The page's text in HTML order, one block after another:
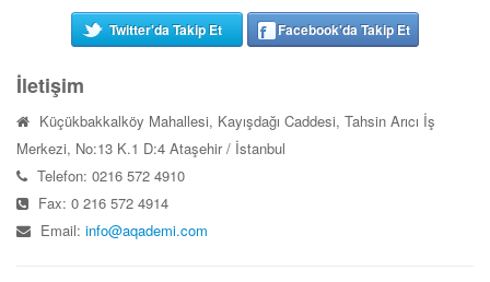
Twitter'da Takip Et Facebook'da Takip Et
İletişim
Küçükbakkalköy Mahallesi, Kayışdağı Caddesi, Tahsin Arıcı İş
Merkezi, No:13 K.1 D:4 Ataşehir / İstanbul
Telefon: 0216 572 4910
Fax: 0 216 572 4914
Email:info@aqademi.com